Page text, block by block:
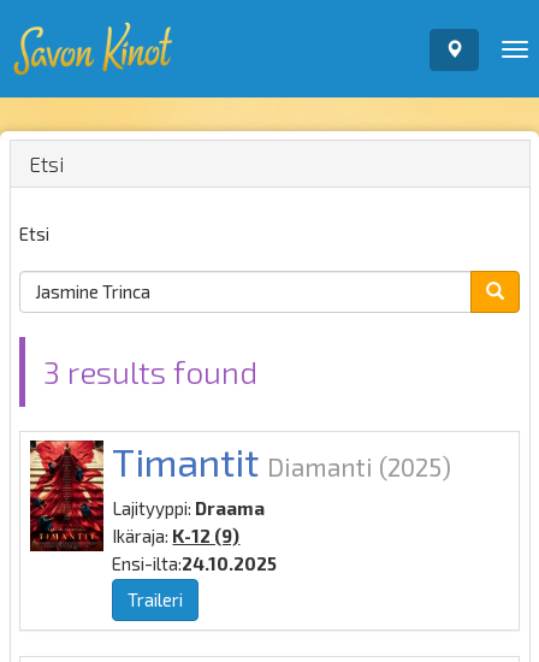
Etsi
Etsi
3 results found
Timantit Diamanti (2025)
Lajityyppi: Draama
Ikäraja: K-12 (9)
Ensi-ilta:24.10.2025
Traileri